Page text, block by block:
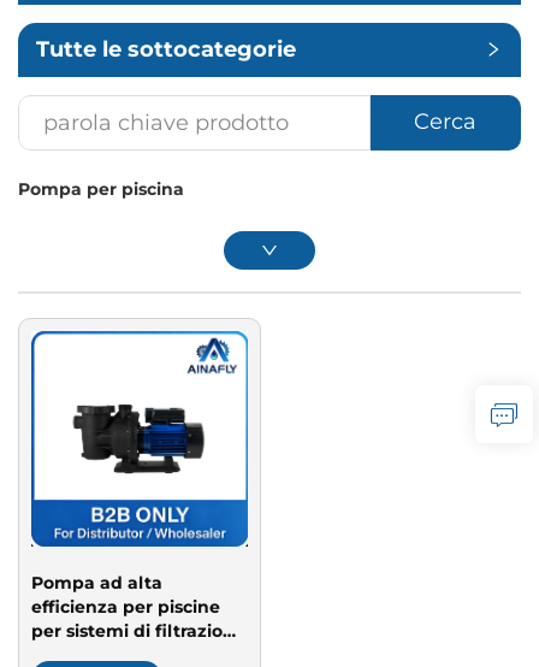
Tutte le sottocategorie
Cerca
Pompa per piscina
Pompa ad alta
efficienza per piscine
per sistemi di filtrazione